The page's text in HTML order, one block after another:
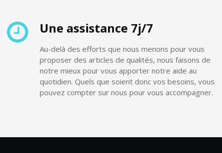
Une assistance 7j/7
Au-delà des efforts que nous menons pour vous
proposer des articles de qualités, nous faisons de
notre mieux pour vous apporter notre aide au
quotidien. Quels que soient donc vos besoins, vous
pouvez compter sur nous pour vous accompagner.